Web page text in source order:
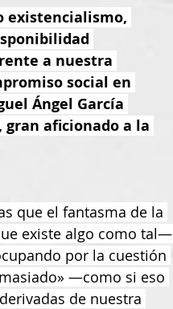
existencialismo,
a nuestra
social en
Ángel García
aficionado a la
que el fantasma de la
existe algo como tal—
por la cuestión
—como si eso
de nuestra